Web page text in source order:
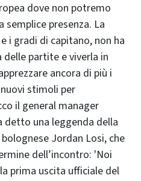
dove non potremo
semplice presenza. La
i gradi di capitano, non ha
partite e viverla in
ancora di più i
stimoli per
il general manager
detto una leggenda della
Jordan Losi, che
dell’incontro: 'Noi
prima uscita ufficiale del